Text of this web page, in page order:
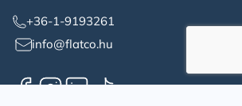
+36-1-9193261
info@flatco.hu